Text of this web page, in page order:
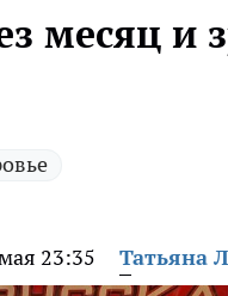
месяц и
23:35 Татьяна